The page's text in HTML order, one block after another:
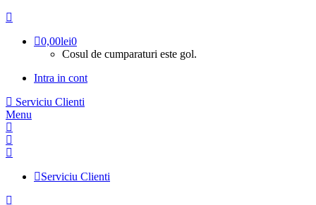
0,00lei0
Cosul de cumparaturi este gol.
Intra in cont
Serviciu Clienti
Menu
Serviciu Clienti